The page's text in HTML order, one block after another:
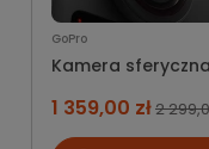
GoPro
Kamera
1 359,00 zł2